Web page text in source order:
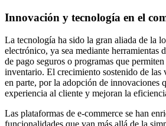
Innovación y tecnología en el
La tecnología ha sido la gran aliada de la
electrónico, ya sea mediante herramientas
de pago seguros o programas que
inventario. El crecimiento sostenido de las
en parte, por la adopción de innovaciones
experiencia al cliente y mejoran la
Las plataformas de e-commerce se han